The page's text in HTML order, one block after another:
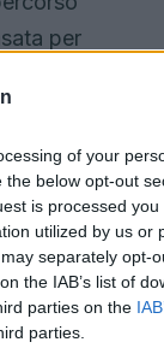
of your
below opt-out
is processed you
utilized by us or
separately opt-
the IAB’s list of
parties on the
parties.
per